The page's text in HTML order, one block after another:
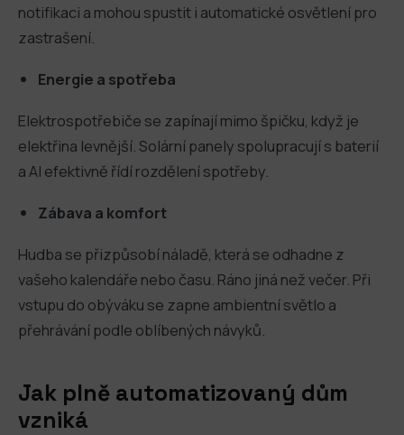
notifikaci a mohou spustit i automatické osvětlení pro
zastrašení.
Energie a spotřeba
Elektrospotřebiče se zapínají mimo špičku, když je
elektřina levnější. Solární panely spolupracují s baterií
a AI efektivně řídí rozdělení spotřeby.
Zábava a komfort
Hudba se přizpůsobí náladě, která se odhadne z
vašeho kalendáře nebo času. Ráno jiná než večer. Při
vstupu do obýváku se zapne ambientní světlo a
přehrávání podle oblíbených návyků.
Jak plně automatizovaný dům
vzniká